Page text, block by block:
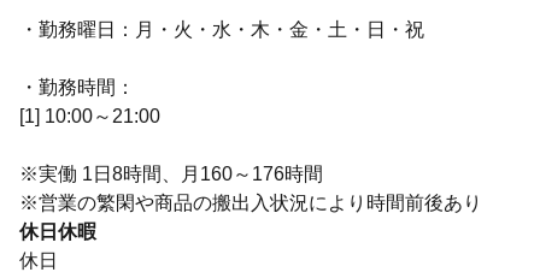
・勤務曜日：月・火・水・木・金・土・日・祝
・勤務時間：
[1] 10:00～21:00
※実働 1日8時間、月160～176時間
※営業の繁閑や商品の搬出入状況により時間前後あり
休日休暇
休日